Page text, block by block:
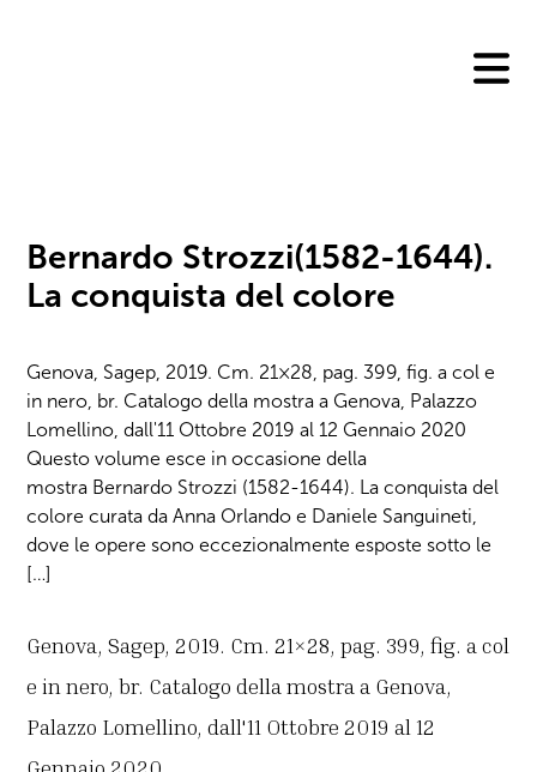
Bernardo Strozzi(1582-1644).
La conquista del colore
Genova, Sagep, 2019. Cm. 21×28, pag. 399, fig. a col e
in nero, br. Catalogo della mostra a Genova, Palazzo
Lomellino, dall'11 Ottobre 2019 al 12 Gennaio 2020
Questo volume esce in occasione della
mostra Bernardo Strozzi (1582-1644). La conquista del
colore curata da Anna Orlando e Daniele Sanguineti,
dove le opere sono eccezionalmente esposte sotto le
[…]
Genova, Sagep, 2019. Cm. 21×28, pag. 399, fig. a col
e in nero, br. Catalogo della mostra a Genova,
Palazzo Lomellino, dall'11 Ottobre 2019 al 12